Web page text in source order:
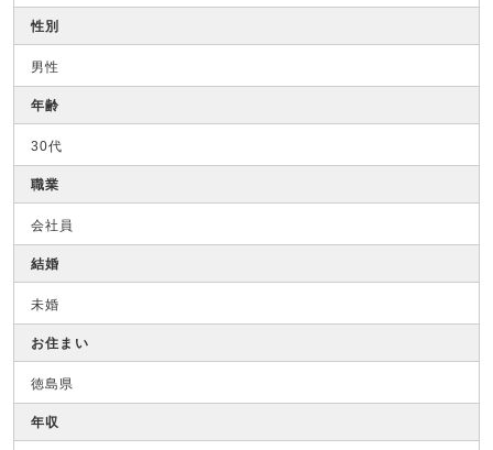
性別
男性
年齢
30代
職業
会社員
結婚
未婚
お住まい
徳島県
年収